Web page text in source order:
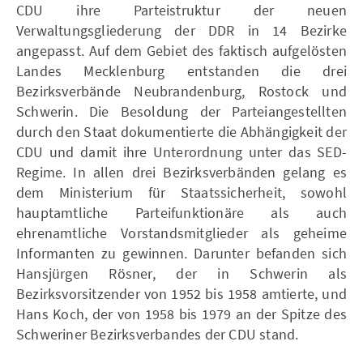
CDU ihre Parteistruktur der neuen
Verwaltungsgliederung der DDR in 14 Bezirke
angepasst. Auf dem Gebiet des faktisch aufgelösten
Landes Mecklenburg entstanden die drei
Bezirksverbände Neubrandenburg, Rostock und
Schwerin. Die Besoldung der Parteiangestellten
durch den Staat dokumentierte die Abhängigkeit der
CDU und damit ihre Unterordnung unter das SED-
Regime. In allen drei Bezirksverbänden gelang es
dem Ministerium für Staatssicherheit, sowohl
hauptamtliche Parteifunktionäre als auch
ehrenamtliche Vorstandsmitglieder als geheime
Informanten zu gewinnen. Darunter befanden sich
Hansjürgen Rösner, der in Schwerin als
Bezirksvorsitzender von 1952 bis 1958 amtierte, und
Hans Koch, der von 1958 bis 1979 an der Spitze des
Schweriner Bezirksverbandes der CDU stand.